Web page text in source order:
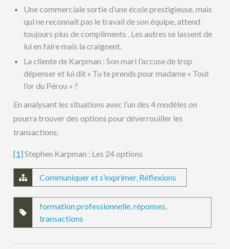
Une commerciale sortie d’une école prestigieuse, mais
qui ne reconnaît pas le travail de son équipe, attend
toujours plus de compliments . Les autres se lassent de
lui en faire mais la craignent.
La cliente de Karpman : Son mari l’accuse de trop
dépenser et lui dit « Tu te prends pour madame « Tout
l’or du Pérou » ?
En analysant les situations avec l’un des 4 modèles on
pourra trouver des options pour déverrouiller les
transactions.
[1]Stephen Karpman : Les 24 options
Communiquer et s'exprimer, Réflexions
formation professionnelle,réponses,
transactions